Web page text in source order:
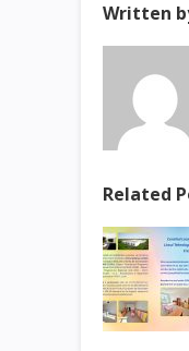
Written
Related